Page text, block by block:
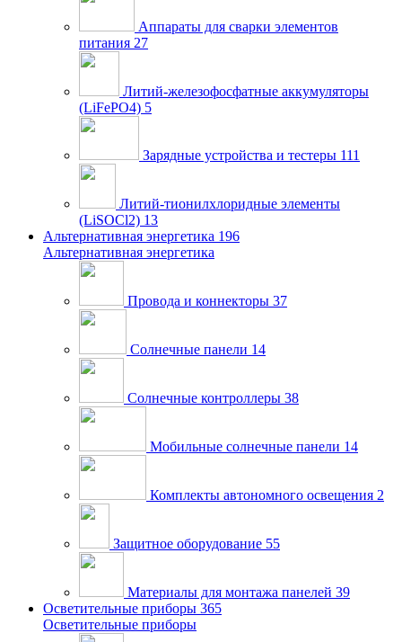
Аппараты для сварки элементов
питания 27
Литий-железофосфатные аккумуляторы
(LiFePO4) 5
Зарядные устройства и тестеры 111
Литий-тионилхлоридные элементы
(LiSOCl2) 13
Альтернативная энергетика 196
Альтернативная энергетика
Провода и коннекторы 37
Солнечные панели 14
Солнечные контроллеры 38
Мобильные солнечные панели 14
Комплекты автономного освещения 2
Защитное оборудование 55
Материалы для монтажа панелей 39
Осветительные приборы 365
Осветительные приборы